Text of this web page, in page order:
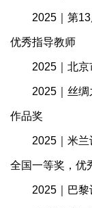
2025｜第
优秀指导教师
2025｜北
2025｜丝绸
作品奖
2025｜米
全国一等奖，优
2025｜巴